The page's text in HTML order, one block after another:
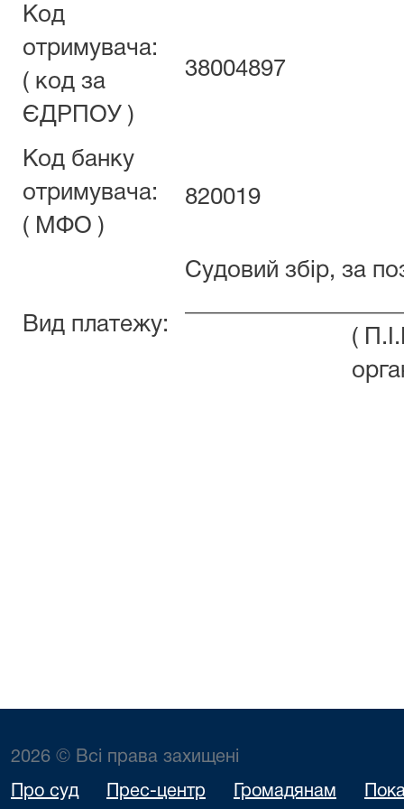
Код
отримувача:
( код за
ЄДРПОУ )
38004897
Код банку
отримувача:
( МФО )
820019
Вид платежу:
Судовий збір, за
(
2026 © Всі права захищені
Про суд Прес-центр Громадянам